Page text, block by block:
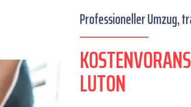
Professioneller Umzug,
LUTON